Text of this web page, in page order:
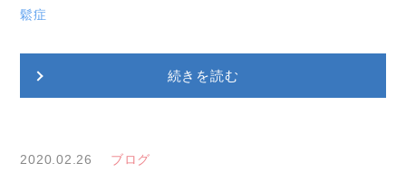
鬆症
続きを読む
2020.02.26 ブログ